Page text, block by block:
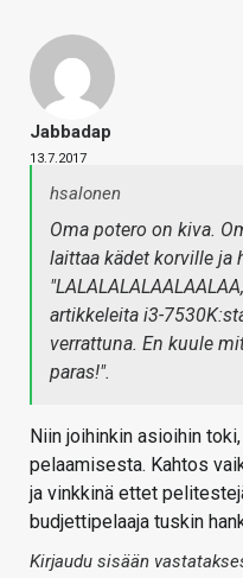
Jabbadap
13.7.2017
hsalonen
Oma potero on kiva.
laittaa kädet korville ja
artikkeleita i3-
verrattuna. En kuule
paras!".
Niin joihinkin asioihin
pelaamisesta. Kahtos
ja vinkkinä ettet
budjettipelaaja tuskin
Kirjaudu sisään